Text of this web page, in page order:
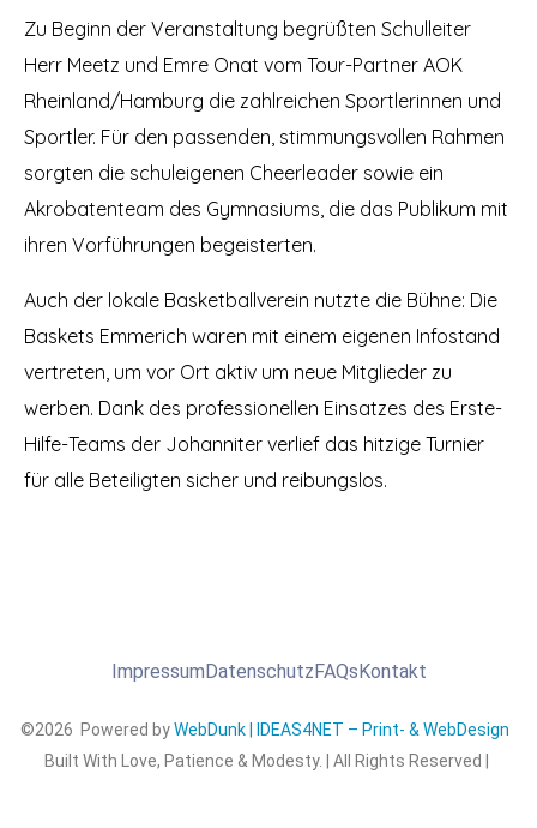
Zu Beginn der Veranstaltung begrüßten Schulleiter
Herr Meetz und Emre Onat vom Tour-Partner AOK
Rheinland/Hamburg die zahlreichen Sportlerinnen und
Sportler. Für den passenden, stimmungsvollen Rahmen
sorgten die schuleigenen Cheerleader sowie ein
Akrobatenteam des Gymnasiums, die das Publikum mit
ihren Vorführungen begeisterten.
Auch der lokale Basketballverein nutzte die Bühne: Die
Baskets Emmerich waren mit einem eigenen Infostand
vertreten, um vor Ort aktiv um neue Mitglieder zu
werben. Dank des professionellen Einsatzes des Erste-
Hilfe-Teams der Johanniter verlief das hitzige Turnier
für alle Beteiligten sicher und reibungslos.
ImpressumDatenschutzFAQsKontakt
©2026 Powered byWebDunk | IDEAS4NET – Print- & WebDesign
Built With Love, Patience & Modesty. | All Rights Reserved |